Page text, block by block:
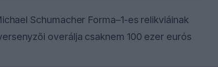
Schumacher Forma–1-es relikviáinak
overálja csaknem 100 ezer eurós